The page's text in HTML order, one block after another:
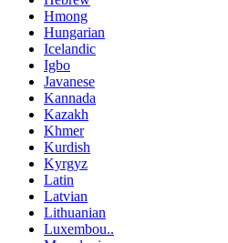
Hmong
Hungarian
Icelandic
Igbo
Javanese
Kannada
Kazakh
Khmer
Kurdish
Kyrgyz
Latin
Latvian
Lithuanian
Luxembou..